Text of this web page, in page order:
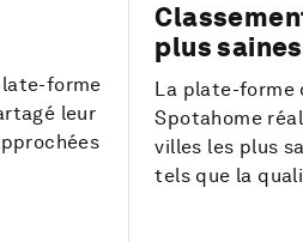
forme
leur
plus saines
La plate-forme
Spotahome
villes les plus
tels que la